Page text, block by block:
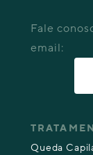
Fale
email:
Queda